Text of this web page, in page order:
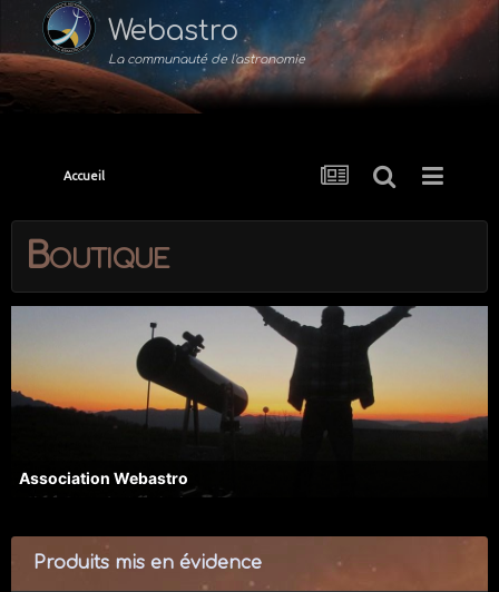
Webastro
La communauté de l'astronomie
Accueil
Boutique
Association Webastro
Produits mis en évidence